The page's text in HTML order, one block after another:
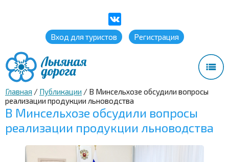
Вход для туристов Регистрация
Главная / Публикации / В Минсельхозе обсудили вопросы
реализации продукции льноводства
В Минсельхозе обсудили вопросы
реализации продукции льноводства